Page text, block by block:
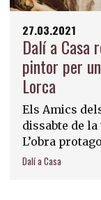
27.03.2021
Dalí a Casa
pintor per
Lorca
Els Amics
dissabte de
L’obra
Dalí a Casa